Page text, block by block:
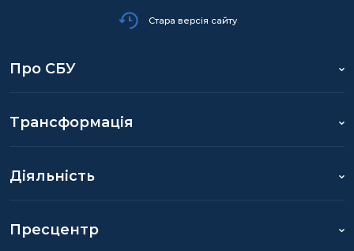
Стара версія сайту
Про СБУ
Трансформація
Діяльність
Пресцентр